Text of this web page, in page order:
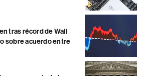
tras récord de Wall
sobre acuerdo entre